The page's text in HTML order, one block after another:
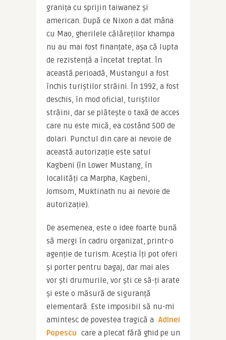
granița cu sprijin taiwanez și
american. După ce Nixon a dat mâna
cu Mao, gherilele călăreților khampa
nu au mai fost finanțate, așa că lupta
de rezistență a încetat treptat. În
această perioadă, Mustangul a fost
închis turiștilor străini. În 1992, a fost
deschis, în mod oficial, turiștilor
străini, dar se plătește o taxă de acces
care nu este mică, ea costând 500 de
dolari. Punctul din care ai nevoie de
această autorizație este satul
Kagbeni (în Lower Mustang, în
localități ca Marpha, Kagbeni,
Jomsom, Muktinath nu ai nevoie de
autorizație).
De asemenea, este o idee foarte bună
să mergi în cadru organizat, printr-o
agenție de turism. Aceștia îți pot oferi
și porter pentru bagaj, dar mai ales
vor ști drumurile, vor ști ce să-ți arate
și este o măsură de siguranță
elementară. Este imposibil să nu-mi
amintesc de povestea tragică a Adinei
Popescu care a plecat fără ghid pe un